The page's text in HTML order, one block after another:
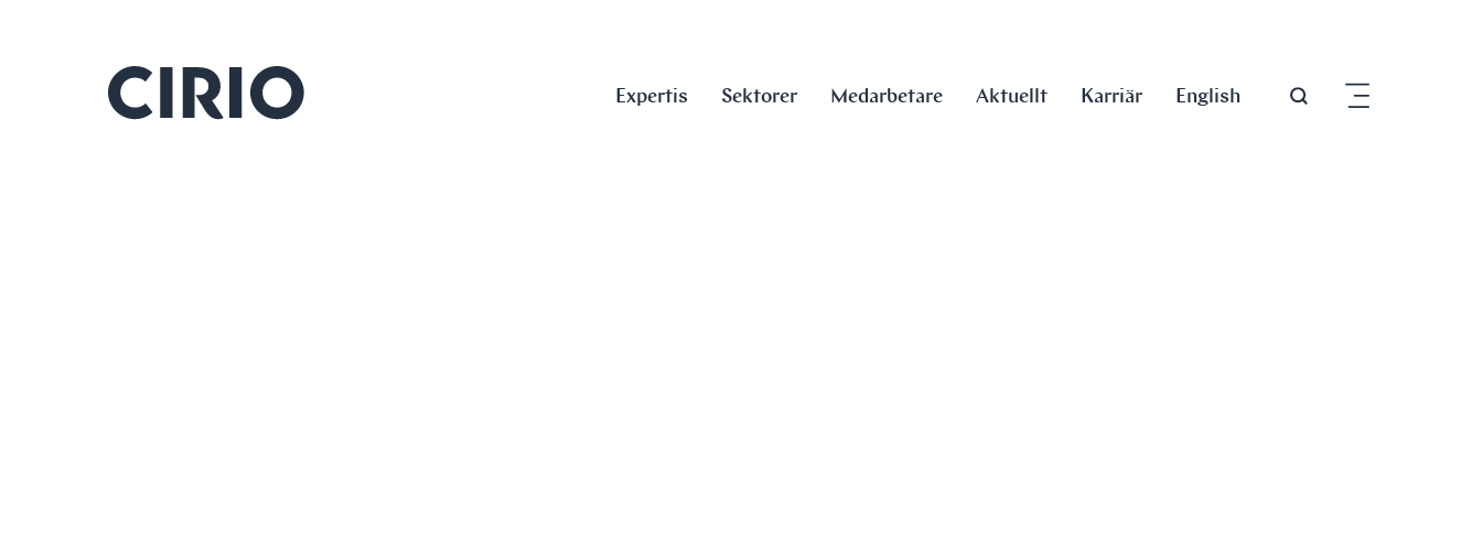
Expertis Sektorer Medarbetare Aktuellt Karriär English